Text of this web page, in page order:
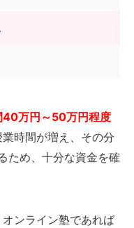
40万円～50万円程度
時間が増え、その分
ため、十分な資金を確
ンライン塾であれば